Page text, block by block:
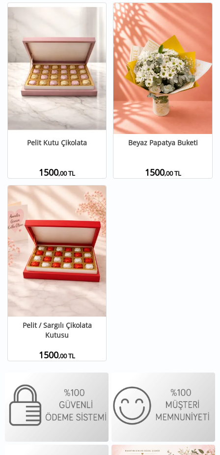
Pelit Kutu Çikolata
1500,00 TL
Beyaz Papatya Buketi
1500,00 TL
Pelit / Sargılı Çikolata
Kutusu
1500,00 TL